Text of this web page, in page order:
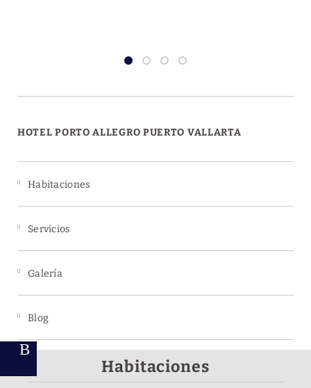
Habitaciones
HOTEL PORTO ALLEGRO PUERTO VALLARTA
Habitaciones
Servicios
Galería
Blog